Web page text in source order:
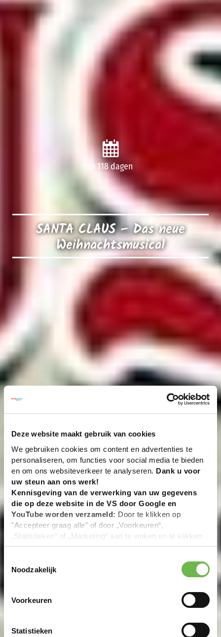
Deze website maakt gebruik van cookies
We gebruiken cookies om content en advertenties te
personaliseren, om functies voor social media te bieden
en om ons websiteverkeer te analyseren. Dank u voor
uw steun aan ons werk!
Kennisgeving van de verwerking van uw gegevens
die op deze website in de VS door Google en
YouTube worden verzameld: Door te klikken op
"Accepteer graag alle" of door „Voorkeuren“,
„Statistieken“ of „Marketing“ aan te vinken en te klikken
op "Selectie handmatig instellen", stemt u er ook mee in
overeenstemming met Art. 49 (1) zin 1 lit. a DSGVO. De
VS zijn door het Europees Hof van Justitie beoordeeld
gegevensbescherming volgens EU-normen. In het
Amerikaanse autoriteiten worden verwerkt voor controle-
en toezichtdoeleinden, mogelijk ook zonder enig
Noodzakelijk
Voorkeuren
Statistieken
In 118 dagen
SANTA CLAUS – Das neue
Weihnachtsmusical